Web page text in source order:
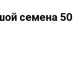
семена